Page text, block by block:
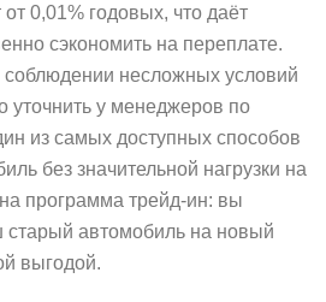
0,01% годовых, что даёт
сэкономить на переплате.
соблюдении несложных условий
у менеджеров по
из самых доступных способов
без значительной нагрузки на
программа трейд‑ин: вы
автомобиль на новый
выгодой.